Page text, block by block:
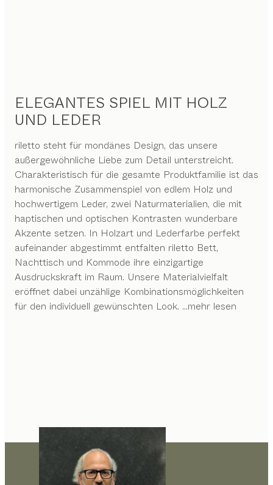
ELEGANTES SPIEL MIT HOLZ
UND LEDER
riletto steht für mondänes Design, das unsere
außergewöhnliche Liebe zum Detail unterstreicht.
Charakteristisch für die gesamte Produktfamilie ist das
harmonische Zusammenspiel von edlem Holz und
hochwertigem Leder, zwei Naturmaterialien, die mit
haptischen und optischen Kontrasten wunderbare
Akzente setzen. In Holzart und Lederfarbe perfekt
aufeinander abgestimmt entfalten riletto Bett,
Nachttisch und Kommode ihre einzigartige
Ausdruckskraft im Raum. Unsere Materialvielfalt
eröffnet dabei unzählige Kombinationsmöglichkeiten
für den individuell gewünschten Look. ...mehr lesen